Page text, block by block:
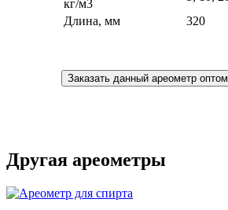
кг/м3
Длина, мм
320
Заказать данный ареометр оптом
Другая ареометры